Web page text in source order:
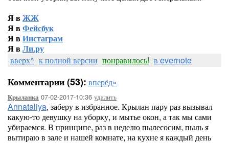
Я вЖЖ
Я вФейсбук
Я вИнстаграм
Я вЛи.ру
вверх^ к полной версии понравилось! в evernote
Комментарии (53): вперёд»
Крыланка 07-02-2017-10:36 удалить
Annataliya, заберу в избранное. Крылан пару раз вызывал
какую-то девушку на уборку, и мытье окон, а так мы сами
убираемся. В принципе, раз в неделю пылесосим, пыль я
вытираю в зале и нашей комнате, на кухне я каждый день